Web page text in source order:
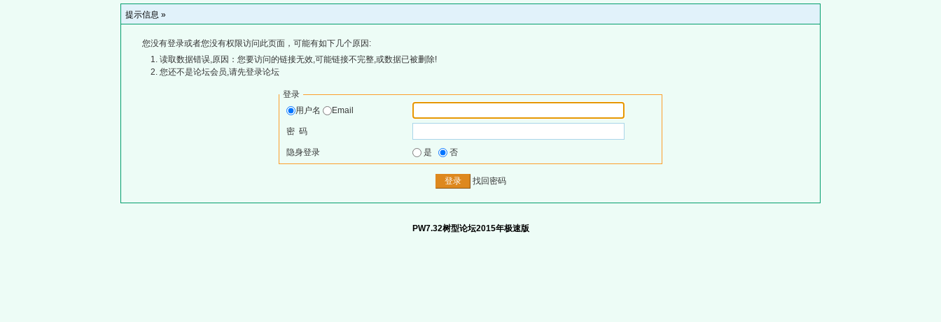
提示信息 »
您没有登录或者您没有权限访问此页面，可能有如下几个原因:
读取数据错误,原因：您要访问的链接无效,可能链接不完整,或数据已被删除!
您还不是论坛会员,请先登录论坛
登录
用户名
Email
密 码
隐身登录 是 否
找回密码
PW7.32树型论坛2015年极速版